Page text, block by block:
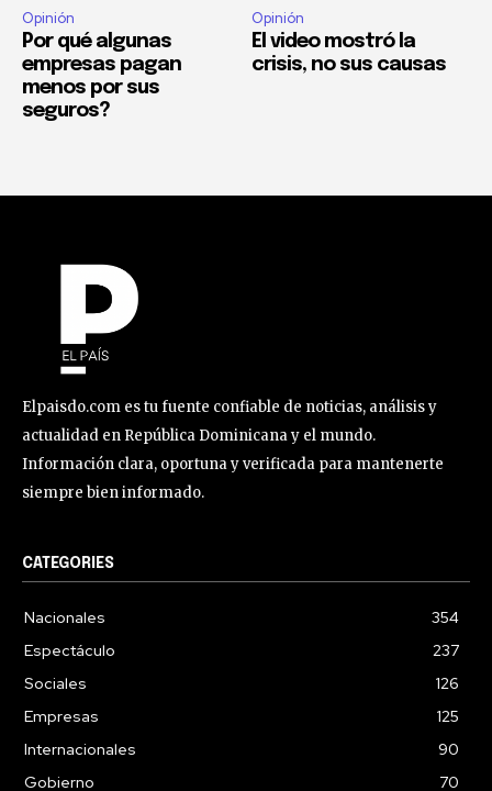
Opinión
Por qué algunas
empresas pagan
menos por sus
seguros?
Opinión
El video mostró la
crisis, no sus causas
Elpaisdo.com es tu fuente confiable de noticias, análisis y
actualidad en República Dominicana y el mundo.
Información clara, oportuna y verificada para mantenerte
siempre bien informado.
CATEGORIES
Nacionales
354
Espectáculo
237
Sociales
126
Empresas
125
Internacionales
90
Gobierno
70